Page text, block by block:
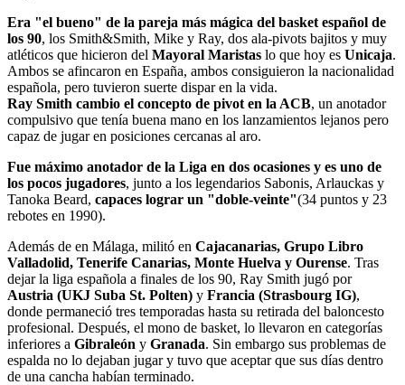
Era "el bueno" de la pareja más mágica del basket español de
los 90, los Smith&Smith, Mike y Ray, dos ala-pivots bajitos y muy
atléticos que hicieron del Mayoral Maristas lo que hoy es Unicaja.
Ambos se afincaron en España, ambos consiguieron la nacionalidad
española, pero tuvieron suerte dispar en la vida.
Ray Smith cambio el concepto de pivot en la ACB, un anotador
compulsivo que tenía buena mano en los lanzamientos lejanos pero
capaz de jugar en posiciones cercanas al aro.
Fue máximo anotador de la Liga en dos ocasiones y es uno de
los pocos jugadores, junto a los legendarios Sabonis, Arlauckas y
Tanoka Beard, capaces lograr un "doble-veinte"(34 puntos y 23
rebotes en 1990).
Además de en Málaga, militó en Cajacanarias, Grupo Libro
Valladolid, Tenerife Canarias, Monte Huelva y Ourense. Tras
dejar la liga española a finales de los 90, Ray Smith jugó por
Austria (UKJ Suba St. Polten) y Francia (Strasbourg IG),
donde permaneció tres temporadas hasta su retirada del baloncesto
profesional. Después, el mono de basket, lo llevaron en categorías
inferiores a Gibraleón y Granada. Sin embargo sus problemas de
espalda no lo dejaban jugar y tuvo que aceptar que sus días dentro
de una cancha habían terminado.